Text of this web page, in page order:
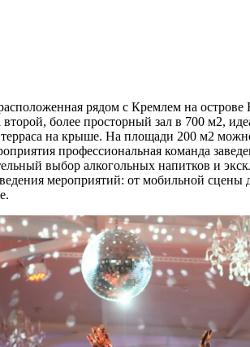
рядом с Кремлем на
более просторный зал в 700 м2,
на крыше. На площади 200 м2
профессиональная команда
выбор алкогольных напитков и
мероприятий: от мобильной сцены